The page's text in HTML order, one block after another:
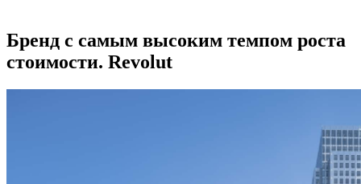
Бренд с самым высоким темпом роста
стоимости. Revolut